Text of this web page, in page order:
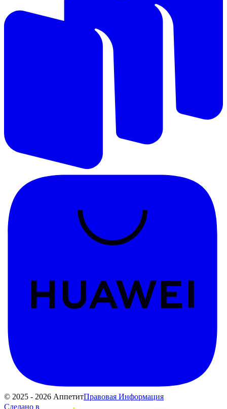
© 2025 - 2026 АппетитПравовая Информация
Сделано в